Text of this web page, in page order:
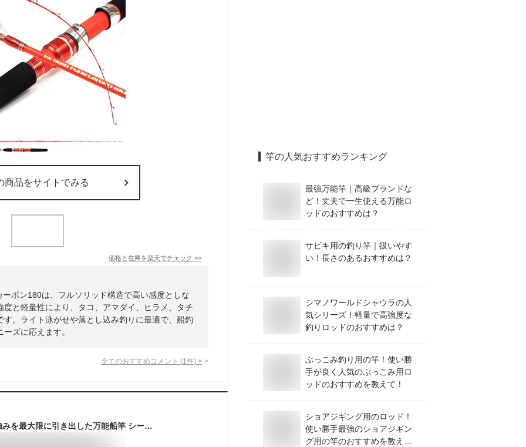
商品をサイトでみる
価格と在庫を楽天でチェック >>
ボン180は、フルソリッド構造で高い感度としな
と軽量性により、タコ、アマダイ、ヒラメ、タチ
。ライト泳がせや落とし込み釣りに最適で、船釣
ズに応えます。
全てのおすすめコメント (1 件) >
カーボンソリッドの強みを最大限に引き出した万能船竿 シーマスタッグ EXソリッド船 カーボン160 (ori-exc160)｜船 竿 フルソリッド ロッド タコ アマダイ ヒラメ タチウオ 釣り ライト 泳がせ ノマセ 落とし込み 船釣り カーボン 竿
竿の人気おすすめランキング
最強万能竿｜高級ブランドな
ど！丈夫で一生使える万能ロ
ッドのおすすめは？
サビキ用の釣り竿｜扱いやす
い！長さのあるおすすめは？
シマノワールドシャウラの人
気シリーズ！軽量で高強度な
釣りロッドのおすすめは？
ぶっこみ釣り用の竿！使い勝
手が良く人気のぶっこみ用ロ
ッドのおすすめを教えて！
ショアジギング用のロッド！
使い勝手最強のショアジギン
グ用の竿のおすすめを教え